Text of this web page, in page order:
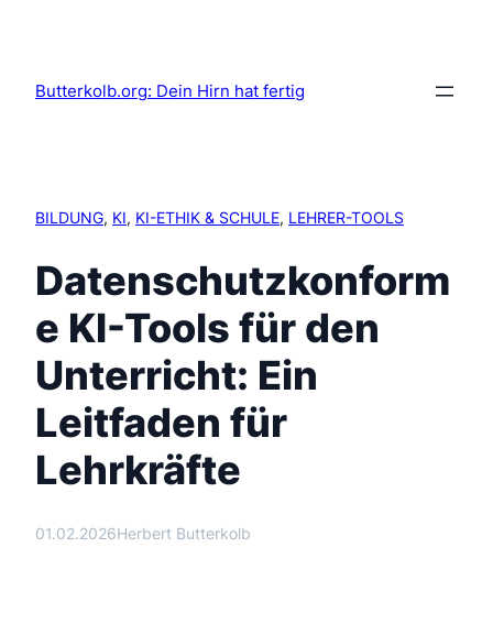
Butterkolb.org: Dein Hirn hat fertig
BILDUNG, KI, KI-ETHIK & SCHULE, LEHRER-TOOLS
Datenschutzkonform
e KI-Tools für den
Unterricht: Ein
Leitfaden für
Lehrkräfte
01.02.2026Herbert Butterkolb